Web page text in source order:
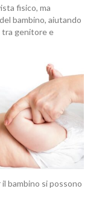
fisico, ma
bambino, aiutando
tra genitore e
il bambino si possono